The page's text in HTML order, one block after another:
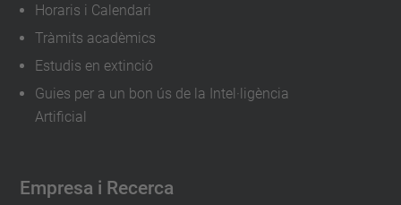
Horaris i Calendari
Tràmits acadèmics
Estudis en extinció
Guies per a un bon ús de la Intel·ligència
Artificial
Empresa i Recerca